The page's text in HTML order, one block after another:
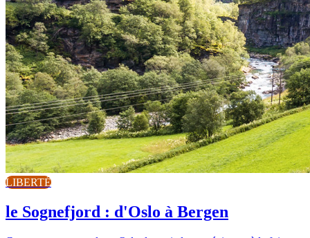
LIBERTÉ
le Sognefjord : d'Oslo à Bergen